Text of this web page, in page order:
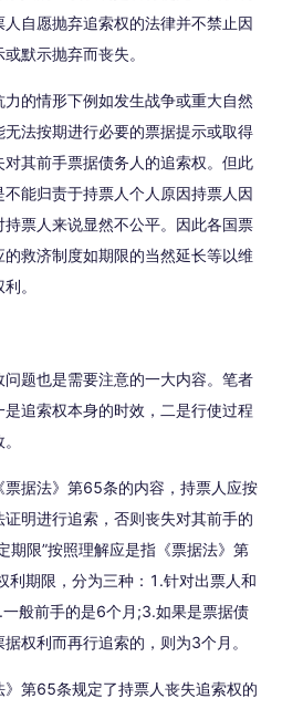
人自愿抛弃追索权的法律并不禁止因
默示抛弃而丧失。
力的情形下例如发生战争或重大自然
无法按期进行必要的票据提示或取得
其前手票据债务人的追索权。但此
不能归责于持票人个人原因持票人因
持票人来说显然不公平。因此各国票
救济制度如期限的当然延长等以维
。
问题也是需要注意的一大内容。笔者
追索权本身的时效，二是行使过程
票据法》第65条的内容，持票人应按
明进行追索，否则丧失对其前手的
期限”按照理解应是指《票据法》第
利期限，分为三种：1.针对出票人和
般前手的是6个月;3.如果是票据债
权利而再行追索的，则为3个月。
》第65条规定了持票人丧失追索权的